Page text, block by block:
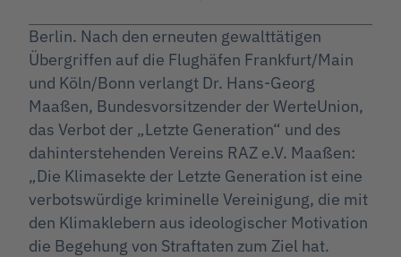
Berlin. Nach den erneuten gewalttätigen
Übergriffen auf die Flughäfen Frankfurt/Main
und Köln/Bonn verlangt Dr. Hans-Georg
Maaßen, Bundesvorsitzender der WerteUnion,
das Verbot der „Letzte Generation“ und des
dahinterstehenden Vereins RAZ e.V. Maaßen:
„Die Klimasekte der Letzte Generation ist eine
verbotswürdige kriminelle Vereinigung, die mit
den Klimaklebern aus ideologischer Motivation
die Begehung von Straftaten zum Ziel hat.